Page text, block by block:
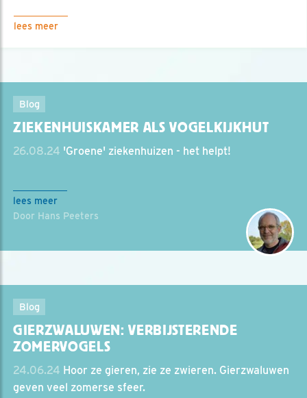
lees meer
Blog
ZIEKENHUISKAMER ALS VOGELKIJKHUT
26.08.24 'Groene' ziekenhuizen - het helpt!
lees meer
Door Hans Peeters
Blog
GIERZWALUWEN: VERBIJSTERENDE
ZOMERVOGELS
24.06.24 Hoor ze gieren, zie ze zwieren. Gierzwaluwen
geven veel zomerse sfeer.